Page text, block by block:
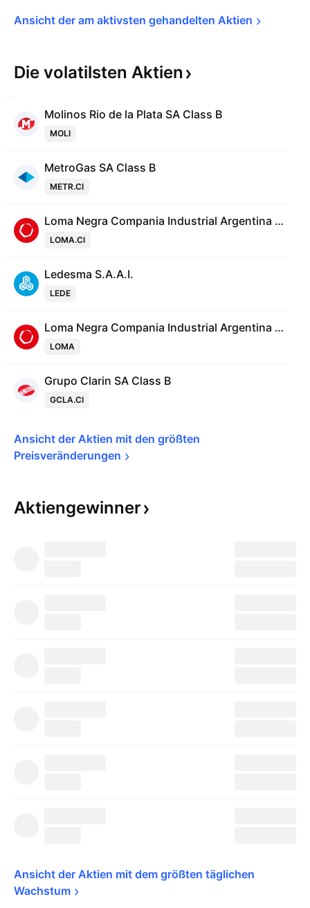
Ansicht der am aktivsten gehandelten Aktien
Die volatilsten Aktien
Molinos Rio de la Plata SA Class B
MOLI
MetroGas SA Class B
METR.CI
Loma Negra Compania Industrial Argentina SA
LOMA.CI
Ledesma S.A.A.I.
LEDE
Loma Negra Compania Industrial Argentina SA
LOMA
Grupo Clarin SA Class B
GCLA.CI
Preisveränderungen
Aktiengewinner
Wachstum